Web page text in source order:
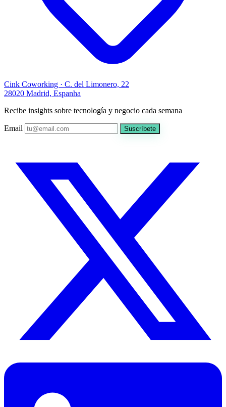
Cink Coworking · C. del Limonero, 22
28020 Madrid, Espanha
Recibe insights sobre tecnología y negocio cada semana
Email Suscríbete